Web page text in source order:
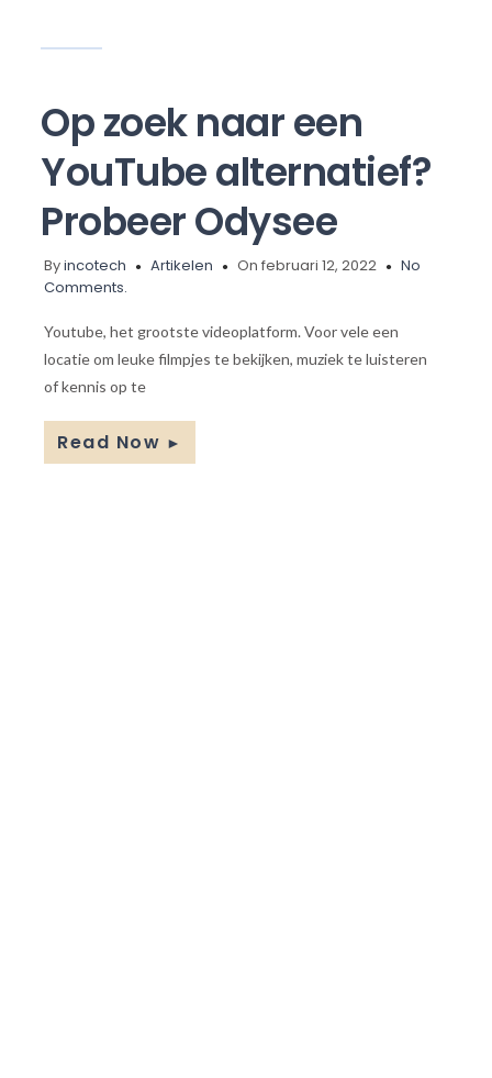
Op zoek naar een
YouTube alternatief?
Probeer Odysee
Byincotech Artikelen On februari 12, 2022
No
Comments.
Youtube, het grootste videoplatform. Voor vele een
locatie om leuke filmpjes te bekijken, muziek te luisteren
of kennis op te
Read Now ►